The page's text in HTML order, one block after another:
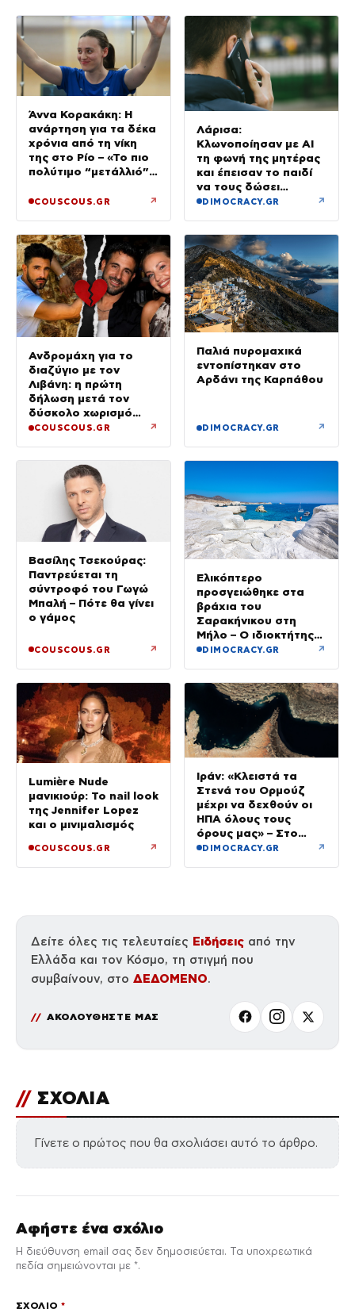
Άννα Κορακάκη: Η
ανάρτηση για τα δέκα
χρόνια από τη νίκη
της στο Ρίο – «Το πιο
πολύτιμο “μετάλλιό”
COUSCOUS.GR ↗
Λάρισα:
Κλωνοποίησαν με AI
τη φωνή της μητέρας
και έπεισαν το παιδί
να τους δώσει
χρήματα και
DIMOCRACY.GR ↗
Ανδρομάχη για το
διαζύγιο με τον
Λιβάνη: η πρώτη
δήλωση μετά τον
δύσκολο χωρισμό
«Όποιος έχει…»
COUSCOUS.GR ↗
Παλιά πυρομαχικά
εντοπίστηκαν στο
Αρδάνι της Καρπάθου
DIMOCRACY.GR ↗
Βασίλης Τσεκούρας:
Παντρεύεται τη
σύντροφό του Γωγώ
Μπαλή – Πότε θα γίνει
ο γάμος
COUSCOUS.GR ↗
Ελικόπτερο
προσγειώθηκε στα
βράχια του
Σαρακήνικου στη
Μήλο – Ο ιδιοκτήτης
κατέβηκε για μπάνιο
DIMOCRACY.GR ↗
Lumière Nude
μανικιούρ: Το nail look
της Jennifer Lopez
και ο μινιμαλισμός
COUSCOUS.GR ↗
Ιράν: «Κλειστά τα
Στενά του Ορμούζ
μέχρι να δεχθούν οι
ΗΠΑ όλους τους
όρους μας» – Στο
τραπέζι συμφωνία για
DIMOCRACY.GR ↗
Δείτε όλες τις τελευταίες Ειδήσεις από την
Ελλάδα και τον Κόσμο, τη στιγμή που
συμβαίνουν, στο ΔΕΔΟΜΕΝΟ.
ΑΚΟΛΟΥΘΗΣΤΕ ΜΑΣ
// ΣΧΟΛΙΑ
Γίνετε ο πρώτος που θα σχολιάσει αυτό το άρθρο.
Αφήστε ένα σχόλιο
Η διεύθυνση email σας δεν δημοσιεύεται. Τα υποχρεωτικά
πεδία σημειώνονται με *.
ΣΧΌΛΙΟ*